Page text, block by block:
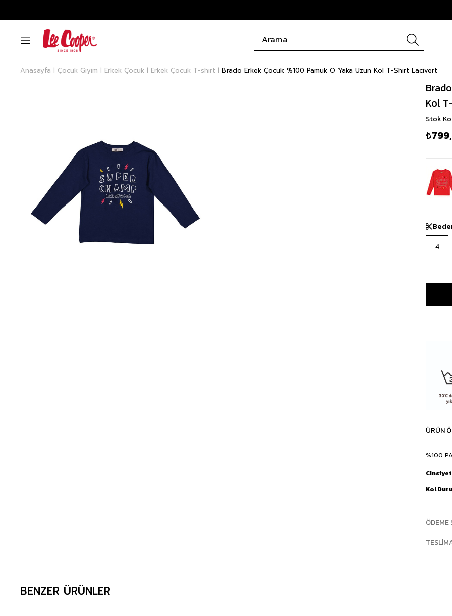
Anasayfa Çocuk Giyim Erkek Çocuk Erkek Çocuk T-shirt Brado Erkek Çocuk %100 Pamuk O Yaka Uzun Kol T-Shirt Lacivert
Kol
Stok
4
ÜRÜN
%100
Cinsiyet
Kol
ÖDEME
BENZER ÜRÜNLER